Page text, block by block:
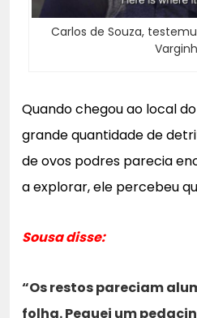
Carlos de Souza,
Quando chegou ao local
grande quantidade de
de ovos podres parecia
a explorar, ele percebeu
Sousa disse:
“Os restos pareciam
folha. Peguei um